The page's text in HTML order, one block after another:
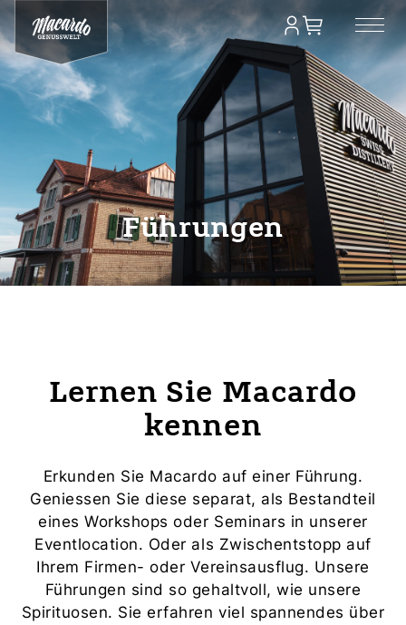
Führungen
Lernen Sie Macardo
kennen
Erkunden Sie Macardo auf einer Führung.
Geniessen Sie diese separat, als Bestandteil
eines Workshops oder Seminars in unserer
Eventlocation. Oder als Zwischentstopp auf
Ihrem Firmen- oder Vereinsausflug. Unsere
Führungen sind so gehaltvoll, wie unsere
Spirituosen. Sie erfahren viel spannendes über